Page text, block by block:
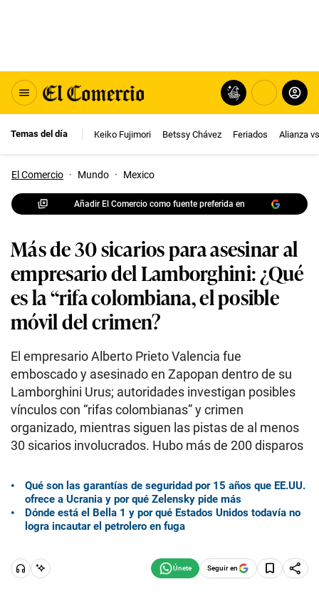
Temas del día Keiko Fujimori Betssy Chávez Feriados Alianza
El Comercio · Mundo · Mexico
Añadir El Comercio como fuente preferida en
Más de 30 sicarios para asesinar al
empresario del Lamborghini: ¿Qué
es la “rifa colombiana, el posible
móvil del crimen?
El empresario Alberto Prieto Valencia fue
emboscado y asesinado en Zapopan dentro de su
Lamborghini Urus; autoridades investigan posibles
vínculos con “rifas colombianas” y crimen
organizado, mientras siguen las pistas de al menos
30 sicarios involucrados. Hubo más de 200 disparos
Qué son las garantías de seguridad por 15 años que EE.UU.
ofrece a Ucrania y por qué Zelensky pide más
Dónde está el Bella 1 y por qué Estados Unidos todavía no
logra incautar el petrolero en fuga
Seguir en